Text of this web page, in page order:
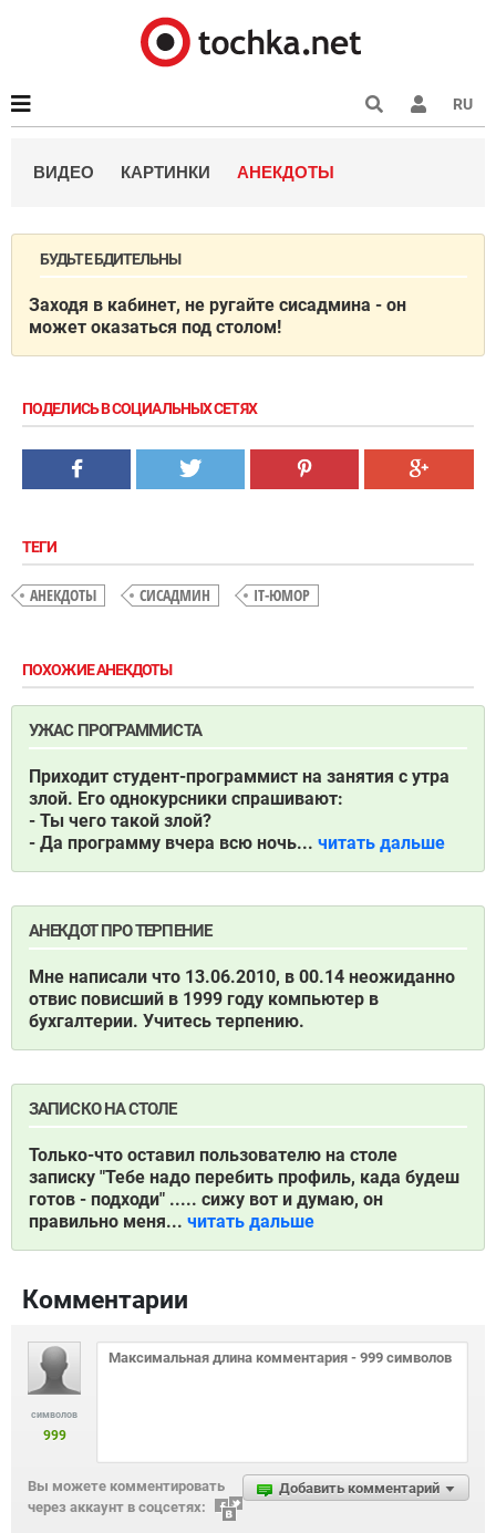
RU
ВИДЕО КАРТИНКИ АНЕКДОТЫ
БУДЬТЕ БДИТЕЛЬНЫ
Заходя в кабинет, не ругайте сисадмина - он
может оказаться под столом!
ПОДЕЛИСЬ В СОЦИАЛЬНЫХ СЕТЯХ
ТЕГИ
АНЕКДОТЫ СИСАДМИН IT-ЮМОР
ПОХОЖИЕ АНЕКДОТЫ
УЖАС ПРОГРАММИСТА
Приходит студент-программист на занятия с утра
злой. Его однокурсники спрашивают:
- Ты чего такой злой?
- Да программу вчера всю ночь... читать дальше
АНЕКДОТ ПРО ТЕРПЕНИЕ
Мне написали что 13.06.2010, в 00.14 неожиданно
отвис повисший в 1999 году компьютер в
бухгалтерии. Учитесь терпению.
ЗАПИСКО НА СТОЛЕ
Только-что оставил пользователю на столе
записку "Тебе надо перебить профиль, када будеш
готов - подходи" ..... сижу вот и думаю, он
правильно меня... читать дальше
Комментарии
символов
999
Добавить комментарий
Вы можете комментировать
через аккаунт в соцсетях: